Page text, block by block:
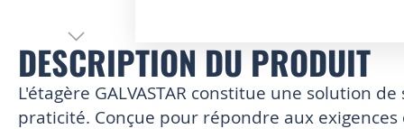
Skip
the
beginning
of
DESCRIPTION DU PRODUIT
L'étagère GALVASTAR constitue une solution
praticité. Conçue pour répondre aux